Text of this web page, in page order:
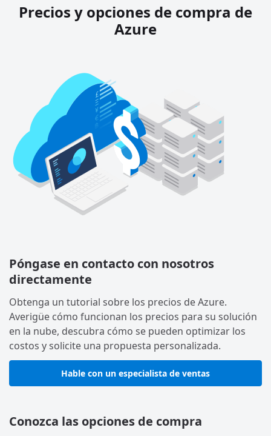
Precios y opciones de compra de
Azure
Póngase en contacto con nosotros
directamente
Obtenga un tutorial sobre los precios de Azure.
Averigüe cómo funcionan los precios para su solución
en la nube, descubra cómo se pueden optimizar los
costos y solicite una propuesta personalizada.
Hable con un especialista de ventas
Conozca las opciones de compra